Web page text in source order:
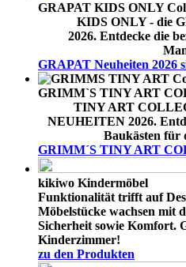
GRAPAT KIDS ONLY
KIDS ONLY - die
2026. Entdecke die
GRAPAT Neuheiten 2026
GRIMM`S TINY ART
TINY ART
NEUHEITEN 2026.
Baukästen für
GRIMM´S TINY ART
kikiwo Kindermöbel
Funktionalität trifft auf
Möbelstücke wachsen mit
Sicherheit sowie Komfort.
Kinderzimmer!
zu den Produkten